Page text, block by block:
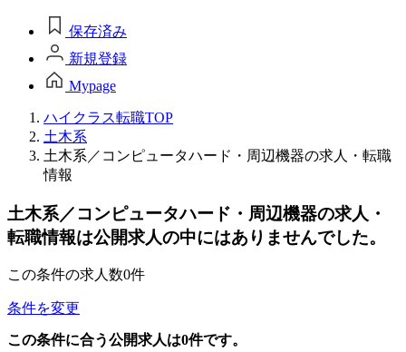
保存済み
新規登録
Mypage
ハイクラス転職TOP
土木系
土木系／コンピュータハード・周辺機器の求人・転職
情報
土木系／コンピュータハード・周辺機器の求人・
転職情報は公開求人の中にはありませんでした。
この条件の求人数0件
条件を変更
この条件に合う公開求人は0件です。